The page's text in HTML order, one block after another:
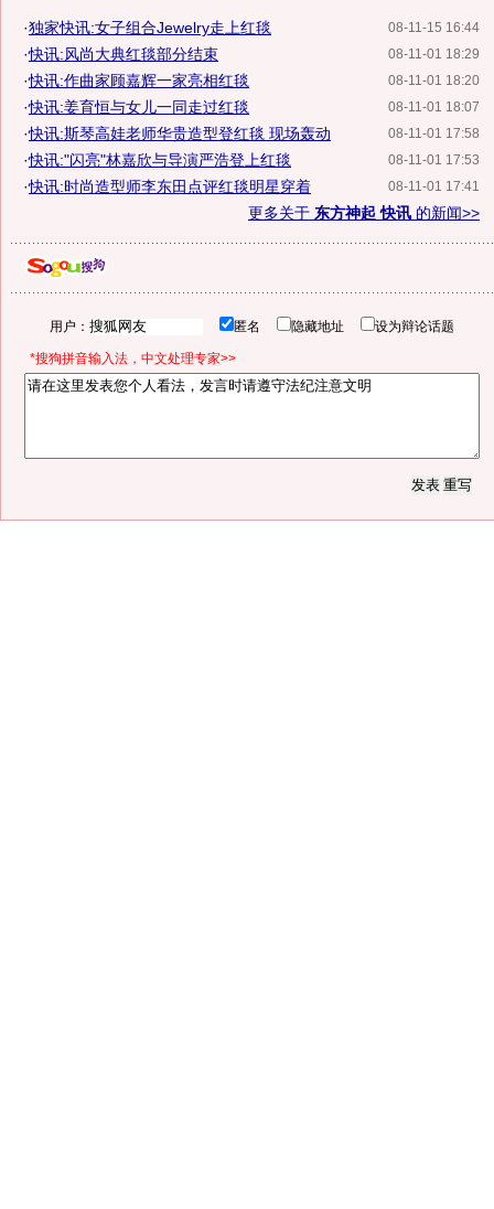
08-11-15 16:44
·独家快讯:女子组合Jewelry走上红毯
08-11-01 18:29
·快讯:风尚大典红毯部分结束
08-11-01 18:20
·快讯:作曲家顾嘉辉一家亮相红毯
08-11-01 18:07
·快讯:姜育恒与女儿一同走过红毯
08-11-01 17:58
·快讯:斯琴高娃老师华贵造型登红毯 现场轰动
08-11-01 17:53
·快讯:"闪亮"林嘉欣与导演严浩登上红毯
08-11-01 17:41
·快讯:时尚造型师李东田点评红毯明星穿着
更多关于 东方神起 快讯 的新闻>>
用户： 匿名 隐藏地址 设为辩论话题
*搜狗拼音输入法，中文处理专家>>